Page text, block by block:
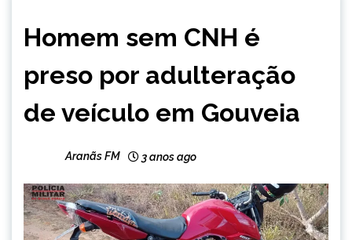
MINAS
NOTÍCIAS
Homem sem CNH é
preso por adulteração
de veículo em Gouveia
Aranãs FM 3 anos ago